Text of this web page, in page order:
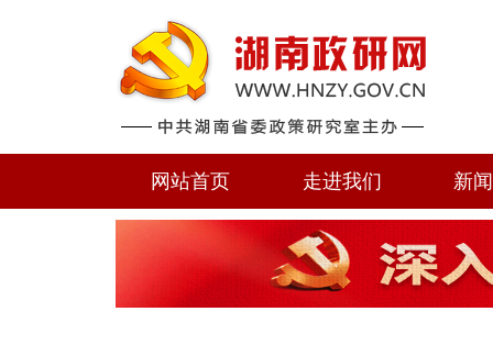
网站首页 走进我们 新